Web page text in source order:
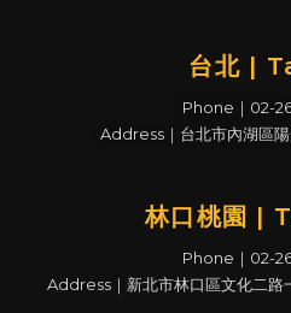
台北 |
Phone｜02-
Address｜台北市內湖區
林口桃園 |
Phone｜02-
Address｜新北市林口區文化二路